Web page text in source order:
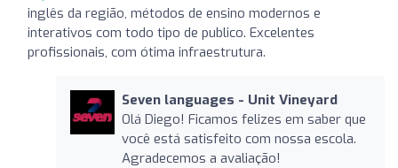
inglês da região, métodos de ensino modernos e
interativos com todo tipo de publico. Excelentes
profissionais, com ótima infraestrutura.
Seven languages ​​- Unit Vineyard
Olá Diego! Ficamos felizes em saber que
você está satisfeito com nossa escola.
Agradecemos a avaliação!